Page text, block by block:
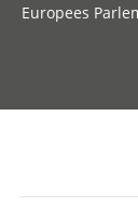
Europees